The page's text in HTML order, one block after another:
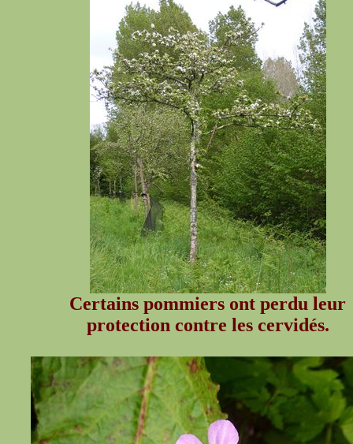
Certains pommiers ont perdu leur
protection contre les cervidés.